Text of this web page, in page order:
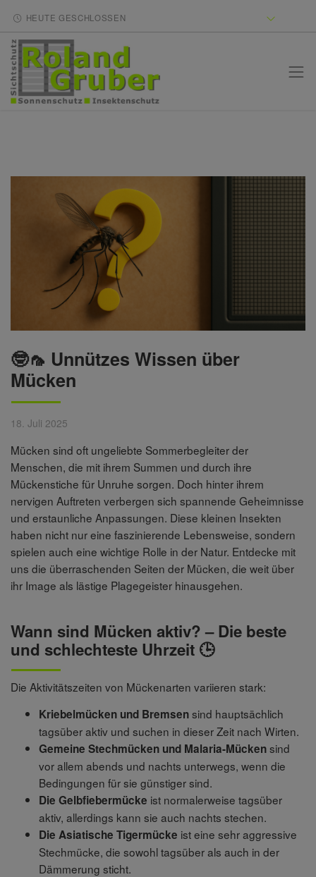
HEUTE GESCHLOSSEN
🤓🦟 Unnützes Wissen über
Mücken
18. Juli 2025
Mücken sind oft ungeliebte Sommerbegleiter der
Menschen, die mit ihrem Summen und durch ihre
Mückenstiche für Unruhe sorgen. Doch hinter ihrem
nervigen Auftreten verbergen sich spannende Geheimnisse
und erstaunliche Anpassungen. Diese kleinen Insekten
haben nicht nur eine faszinierende Lebensweise, sondern
spielen auch eine wichtige Rolle in der Natur. Entdecke mit
uns die überraschenden Seiten der Mücken, die weit über
ihr Image als lästige Plagegeister hinausgehen.
Wann sind Mücken aktiv? – Die beste
und schlechteste Uhrzeit 🕒
Die Aktivitätszeiten von Mückenarten variieren stark:
Kriebelmücken und Bremsensind hauptsächlich
tagsüber aktiv und suchen in dieser Zeit nach Wirten.
Gemeine Stechmücken und Malaria-Mückensind
vor allem abends und nachts unterwegs, wenn die
Bedingungen für sie günstiger sind.
Die Gelbfiebermücke ist normalerweise tagsüber
aktiv, allerdings kann sie auch nachts stechen.
Die Asiatische Tigermücke ist eine sehr aggressive
Stechmücke, die sowohl tagsüber als auch in der
Dämmerung sticht.